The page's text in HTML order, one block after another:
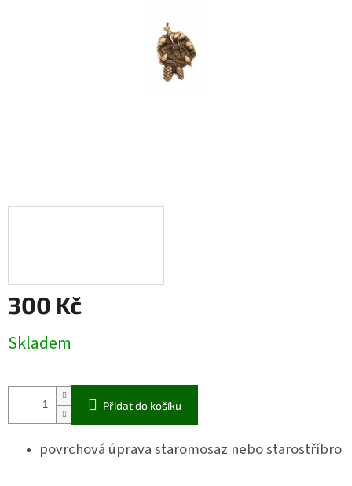
300 Kč
cena:
Skladem
Přidat do košíku
povrchová úprava staromosaz nebo starostříbro